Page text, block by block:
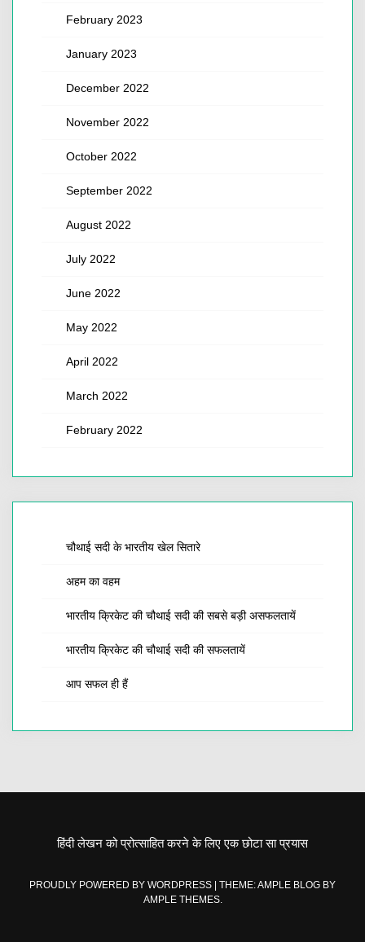
February 2023
January 2023
December 2022
November 2022
October 2022
September 2022
August 2022
July 2022
June 2022
May 2022
April 2022
March 2022
February 2022
चौथाई सदी के भारतीय खेल सितारे
अहम का वहम
भारतीय क्रिकेट की चौथाई सदी की सबसे बड़ी असफलतायें
भारतीय क्रिकेट की चौथाई सदी की सफलतायें
आप सफल ही हैं
हिंदी लेखन को प्रोत्साहित करने के लिए एक छोटा सा प्रयास
PROUDLY POWERED BY WORDPRESS
THEME: AMPLE BLOG BY
AMPLE THEMES.